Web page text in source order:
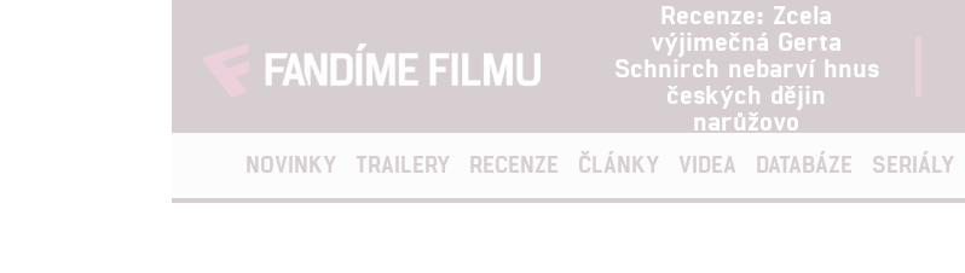
Recenze: Zcela
výjimečná Gerta
Schnirch nebarví hnus
českých dějin
narůžovo
NOVINKY TRAILERY RECENZE ČLÁNKY VIDEA DATABÁZE SERIÁLY